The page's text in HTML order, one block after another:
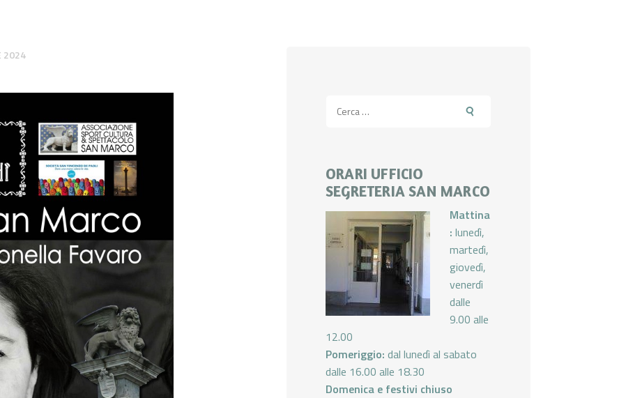
2024
per:
ORARI UFFICIO
SEGRETERIA SAN MARCO
Mattina
: lunedì,
martedì,
giovedì,
venerdì
dalle
9.00 alle
12.00
Pomeriggio: dal lunedì al sabato
dalle 16.00 alle 18.30
Domenica e festivi chiuso